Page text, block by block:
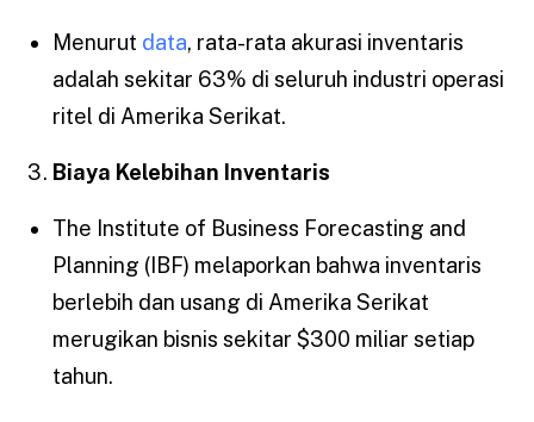
Menurut data, rata-rata akurasi inventaris
adalah sekitar 63% di seluruh industri operasi
ritel di Amerika Serikat.
Biaya Kelebihan Inventaris
The Institute of Business Forecasting and
Planning (IBF) melaporkan bahwa inventaris
berlebih dan usang di Amerika Serikat
merugikan bisnis sekitar $300 miliar setiap
tahun.